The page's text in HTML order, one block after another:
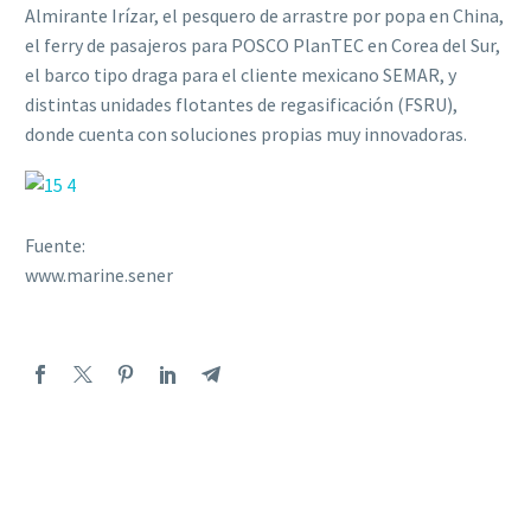
Almirante Irízar, el pesquero de arrastre por popa en China,
el ferry de pasajeros para POSCO PlanTEC en Corea del Sur,
el barco tipo draga para el cliente mexicano SEMAR, y
distintas unidades flotantes de regasificación (FSRU),
donde cuenta con soluciones propias muy innovadoras.
Fuente:
www.marine.sener